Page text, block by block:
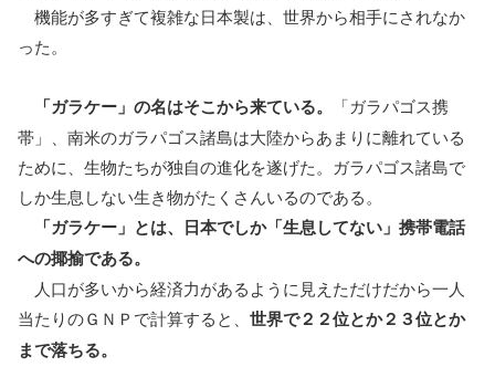
機能が多すぎて複雑な日本製は、世界から相手にされなか
った。
「ガラケー」の名はそこから来ている。
「ガラパゴス携
帯」、南米のガラパゴス諸島は大陸からあまりに離れている
ために、生物たちが独自の進化を遂げた。ガラパゴス諸島で
しか生息しない生き物がたくさんいるのである。
「ガラケー」とは、日本でしか「生息してない」携帯電話
への揶揄である。
人口が多いから経済力があるように見えただけだから一人
当たりのＧＮＰで計算すると、 世界で２２位とか２３位とか
まで落ちる。